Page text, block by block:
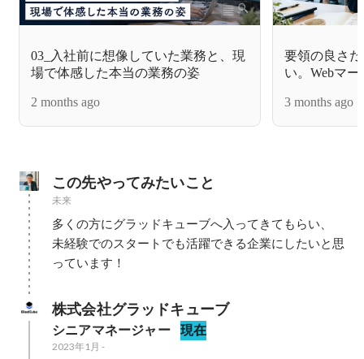
03_入社前に想像していた業務と、現
場で体感した本当の業務の姿
2 months ago
要領の良さ
い。Webマ
3 months ago
この先やってみたいこと
未来
多くの方にグラッドキューブへ入ってきてもらい、
未経験でのスタートでも活躍できる企業にしたいと思
っています！
株式会社グラッドキューブ
シニアマネージャー 現在
2023年1月 -